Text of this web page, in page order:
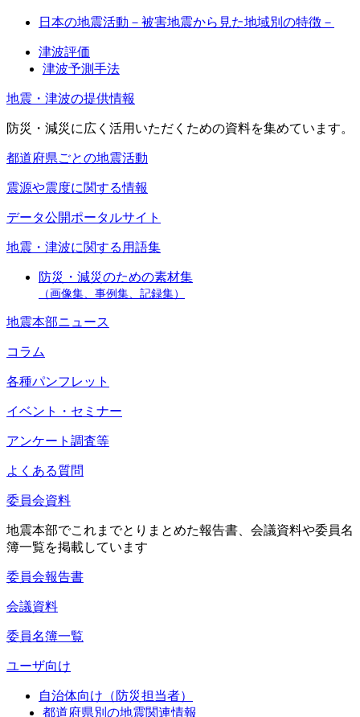
日本の地震活動－被害地震から見た地域別の特徴－
津波評価
津波予測手法
地震・津波の提供情報
防災・減災に広く活用いただくための資料を集めています。
都道府県ごとの地震活動
震源や震度に関する情報
データ公開ポータルサイト
地震・津波に関する用語集
防災・減災のための素材集
（画像集、事例集、記録集）
地震本部ニュース
コラム
各種パンフレット
イベント・セミナー
アンケート調査等
よくある質問
委員会資料
地震本部でこれまでとりまとめた報告書、会議資料や委員名
簿一覧を掲載しています
委員会報告書
会議資料
委員名簿一覧
ユーザ向け
自治体向け（防災担当者）
都道府県別の地震関連情報